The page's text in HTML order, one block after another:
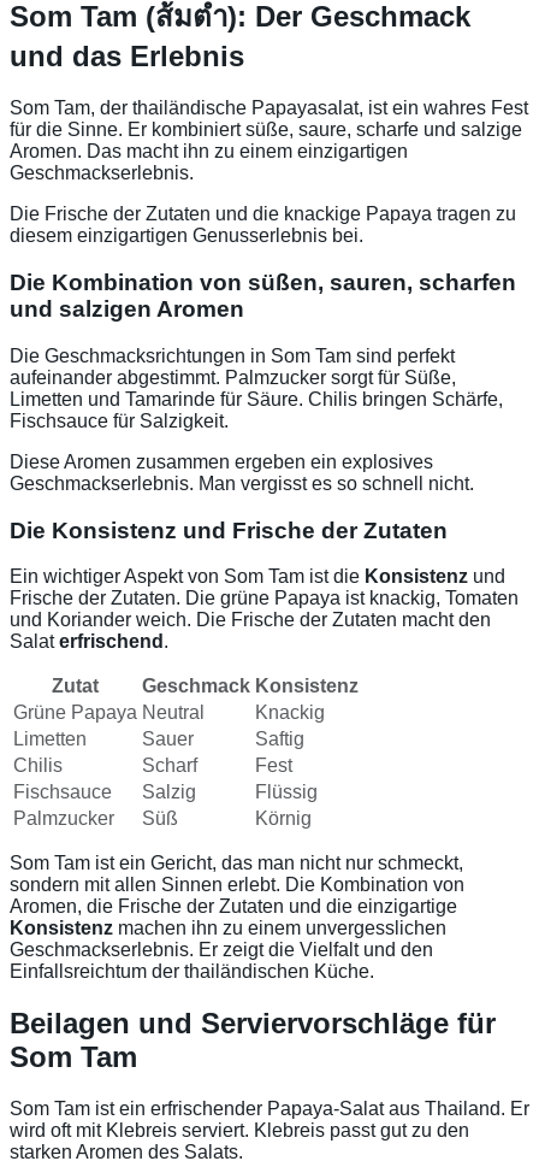
Som Tam (ส้มตำ): Der Geschmack
und das Erlebnis
Som Tam, der thailändische Papayasalat, ist ein wahres Fest
für die Sinne. Er kombiniert süße, saure, scharfe und salzige
Aromen. Das macht ihn zu einem einzigartigen
Geschmackserlebnis.
Die Frische der Zutaten und die knackige Papaya tragen zu
diesem einzigartigen Genusserlebnis bei.
Die Kombination von süßen, sauren, scharfen
und salzigen Aromen
Die Geschmacksrichtungen in Som Tam sind perfekt
aufeinander abgestimmt. Palmzucker sorgt für Süße,
Limetten und Tamarinde für Säure. Chilis bringen Schärfe,
Fischsauce für Salzigkeit.
Diese Aromen zusammen ergeben ein explosives
Geschmackserlebnis. Man vergisst es so schnell nicht.
Die Konsistenz und Frische der Zutaten
Ein wichtiger Aspekt von Som Tam ist die Konsistenz und
Frische der Zutaten. Die grüne Papaya ist knackig, Tomaten
und Koriander weich. Die Frische der Zutaten macht den
Salaterfrischend .
Zutat Geschmack Konsistenz
Grüne Papaya Neutral
Knackig
Limetten
Sauer
Saftig
Chilis
Scharf
Fest
Fischsauce
Salzig
Flüssig
Palmzucker
Süß Körnig
Som Tam ist ein Gericht, das man nicht nur schmeckt,
sondern mit allen Sinnen erlebt. Die Kombination von
Aromen, die Frische der Zutaten und die einzigartige
Konsistenz machen ihn zu einem unvergesslichen
Geschmackserlebnis. Er zeigt die Vielfalt und den
Einfallsreichtum der thailändischen Küche.
Beilagen und Serviervorschläge für
Som Tam
Som Tam ist ein erfrischender Papaya-Salat aus Thailand. Er
wird oft mit Klebreis serviert. Klebreis passt gut zu den
starken Aromen des Salats.